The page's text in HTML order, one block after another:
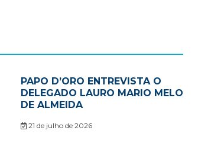
PAPO D’ORO ENTREVISTA O
DELEGADO LAURO MARIO MELO
DE ALMEIDA
21 de julho de 2026